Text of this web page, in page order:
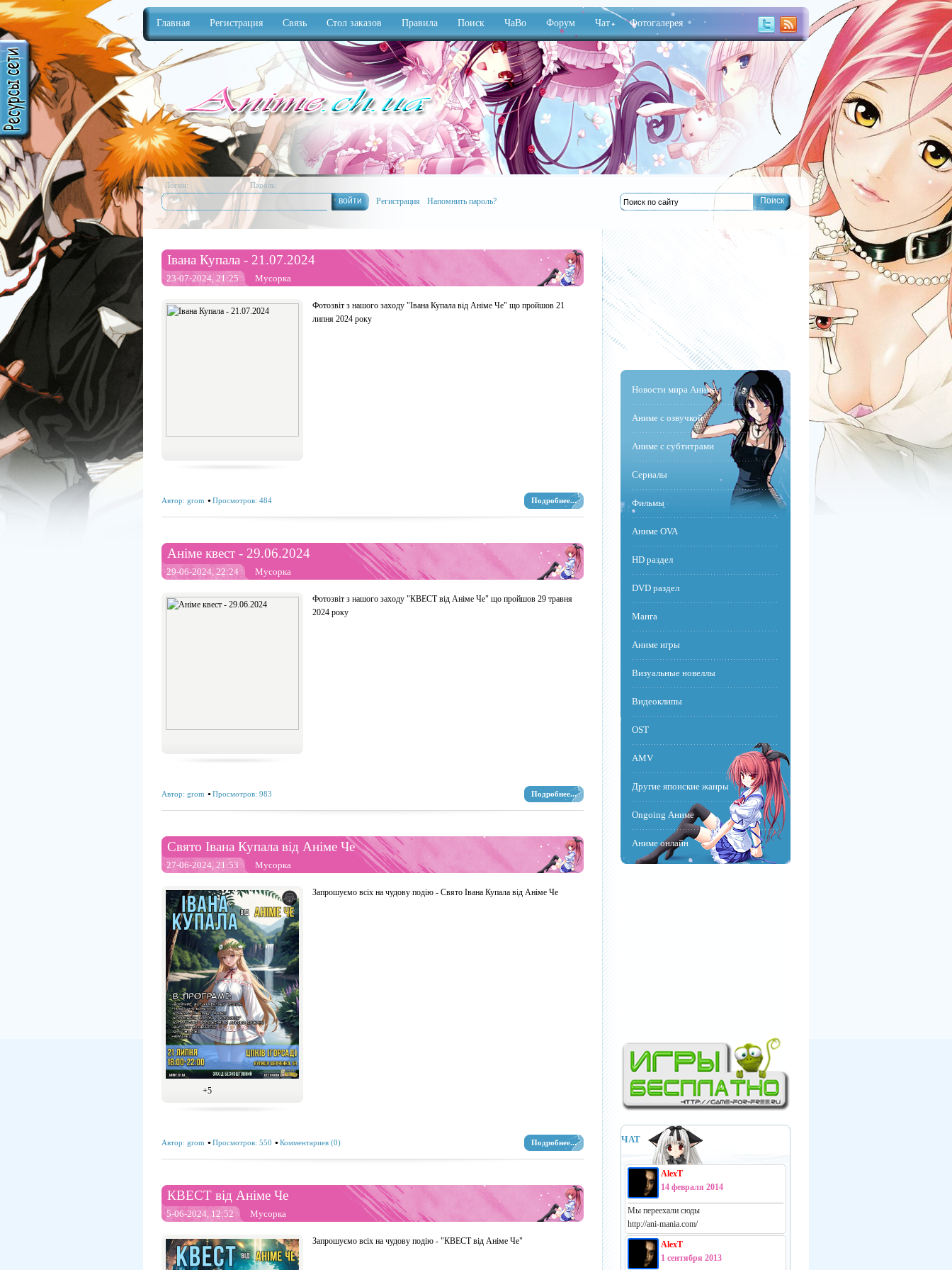
Главная Регистрация Связь Стол заказов Правила Поиск ЧаВо Форум Чат Фотогалерея
Anime
Логин: Пароль:
Регистрация Напомнить пароль?
Івана Купала - 21.07.2024
23-07-2024, 21:25 Мусорка
Фотозвіт з нашого заходу "Івана Купала від Аніме Че" що пройшов 21
липня 2024 року
Подробнее...
Автор: grom Просмотров: 484
Аніме квест - 29.06.2024
29-06-2024, 22:24 Мусорка
Фотозвіт з нашого заходу "КВЕСТ від Аніме Че" що пройшов 29 травня
2024 року
Подробнее...
Автор: grom Просмотров: 983
Свято Івана Купала від Аніме Че
27-06-2024, 21:53 Мусорка
+5
Запрошуємо всіх на чудову подію - Свято Івана Купала від Аніме Че
Подробнее...
Автор: grom Просмотров: 550 Комментариев (0)
КВЕСТ від Аніме Че
5-06-2024, 12:52 Мусорка
Запрошуємо всіх на чудову подію - "КВЕСТ від Аніме Че"
Новости мира Аниме
Аниме с озвучкой
Аниме с субтитрами
Сериалы
Фильмы
Аниме OVA
HD раздел
DVD раздел
Манга
Аниме игры
Визуальные новеллы
Видеоклипы
OST
AMV
Другие японские жанры
Ongoing Аниме
Аниме онлайн
ЧАТ
AlexT
14 февраля 2014
Мы переехали сюды
http://ani-mania.com/
AlexT
1 сентября 2013